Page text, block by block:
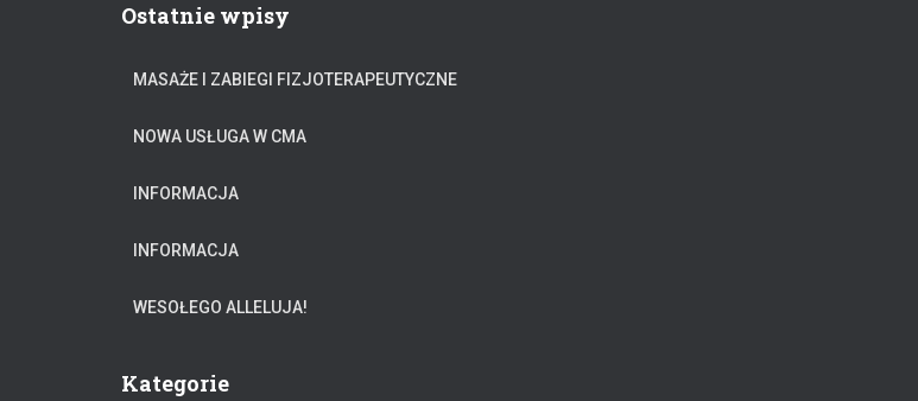
jOstatnie wpisy
MASAŻE I ZABIEGI FIZJOTERAPEUTYCZNE
NOWA USŁUGA W CMA
INFORMACJA
INFORMACJA
WESOŁEGO ALLELUJA!
Kategorie